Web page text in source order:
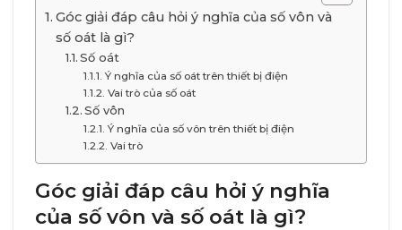
Góc giải đáp câu hỏi ý nghĩa của số vôn và
số oát là gì?
Số oát
Ý nghĩa của số oát trên thiết bị điện
Vai trò của số oát
Số vôn
Ý nghĩa của số vôn trên thiết bị điện
Vai trò
Góc giải đáp câu hỏi ý nghĩa
của số vôn và số oát là gì?